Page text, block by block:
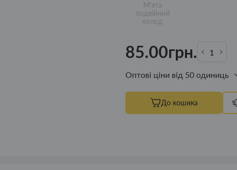
М'ята
подвійний
холод
85.00грн.
Оптові ціни від 50 одиниць
До кошика